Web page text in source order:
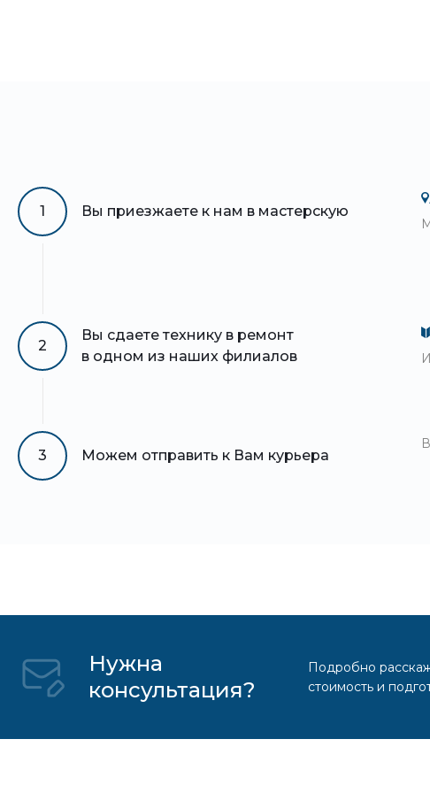
1 Вы приезжаете к нам в мастерскую
2
Вы сдаете технику в ремонт
в одном из наших филиалов
3 Можем отправить к Вам курьера
Нужна
консультация?
Подробно
стоимость и